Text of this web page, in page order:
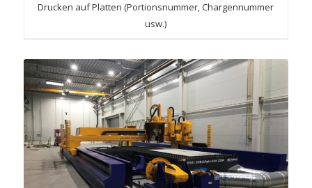
Drucken auf Platten (Portionsnummer, Chargennummer
usw.)